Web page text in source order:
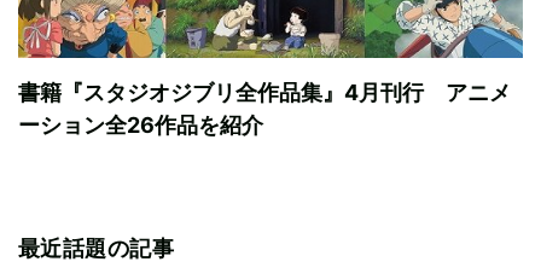
書籍『スタジオジブリ全作品集』4月刊行 アニメ
ーション全26作品を紹介
最近話題の記事